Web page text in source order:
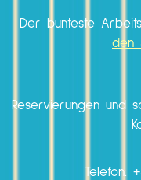
Der bunteste
den
Reservierungen und
Telefon: